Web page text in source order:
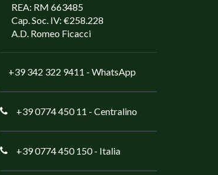
REA: RM 663485
Cap. Soc. IV: €258.228
A.D. Romeo Ficacci
+39 342 322 9411 - WhatsApp
+39 0774 450 11 - Centralino
+39 0774 450 150- Italia